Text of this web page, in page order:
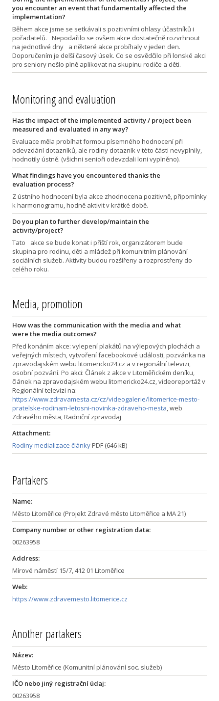
you encounter an event that fundamentally affected the
implementation?
Během akce jsme se setkávali s pozitivními ohlasy účastníků i
pořadatelů. Nepodařilo se ovšem akce dostatečně rozvrhnout
na jednotlivé dny a některé akce probíhaly v jeden den.
Doporučením je delší časový úsek. Co se osvědčilo při lonské akci
pro seniory nešlo plně aplikovat na skupinu rodiče a děti.
Monitoring and evaluation
Has the impact of the implemented activity / project been
measured and evaluated in any way?
Evaluace měla probíhat formou písemného hodnocení při
odevzdání dotazníků, ale rodiny dotazník v této části nevyplnily,
hodnotily ústně. (všichni senioři odevzdali loni vyplněno).
What findings have you encountered thanks the
evaluation process?
Z ústního hodnocení byla akce zhodnocena pozitivně, připomínky
k harmonogramu, hodně aktivit v krátké době.
Do you plan to further develop/maintain the
activity/project?
Tato akce se bude konat i příští rok, organizátorem bude
skupina pro rodinu, děti a mládež při komunitním plánování
sociálních služeb. Aktivity budou rozšířeny a rozprostřeny do
celého roku.
Media, promotion
How was the communication with the media and what
were the media outcomes?
Před konáním akce: vylepení plakátů na výlepových plochách a
veřejných místech, vytvoření facebookové události, pozvánka na
zpravodajském webu litomericko24.cz a v regionální televizi,
osobní pozvání. Po akci: Článek z akce v Litoměřickém deníku,
článek na zpravodajském webu litomericko24.cz, videoreportáž v
Regionální televizi na:
https://www.zdravamesta.cz/cz/videogalerie/litomerice-mesto-
pratelske-rodinam-letosni-novinka-zdraveho-mesta, web
Zdravého města, Radniční zpravodaj
Attachment:
Rodiny medializace článkyPDF (646 kB)
Partakers
Name:
Město Litoměřice (Projekt Zdravé město Litoměřice a MA 21)
Company number or other registration data:
00263958
Address:
Mírové náměstí 15/7, 412 01 Litoměřice
Web:
https://www.zdravemesto.litomerice.cz
Another partakers
Název:
Město Litoměřice (Komunitní plánování soc. služeb)
IČO nebo jiný registrační údaj:
00263958